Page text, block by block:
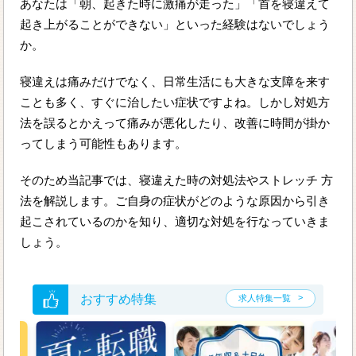
あなたは「朝、起きた時に激痛が走った」「首を寝違えて
起き上がることができない」といった経験はないでしょう
か。
寝違えは痛みだけでなく、日常生活にも大きな支障を来す
ことも多く、すぐに治したい症状ですよね。しかし対処方
法を誤るとかえって痛みが悪化したり、改善に時間が掛か
ってしまう可能性もあります。
そのため当記事では、寝違えた時の対処法やストレッチ 方
法を解説します。ご自身の症状がどのような原因から引き
起こされているのかを知り、適切な対処を行なっていきま
しょう。
おすすめ特集 求人特集一覧